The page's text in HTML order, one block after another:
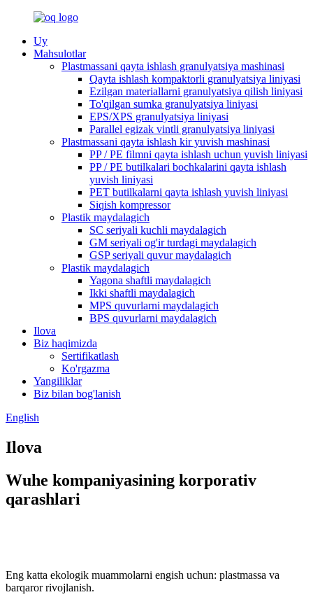
Uy
Mahsulotlar
Plastmassani qayta ishlash granulyatsiya mashinasi
Qayta ishlash kompaktorli granulyatsiya liniyasi
Ezilgan materiallarni granulyatsiya qilish liniyasi
To'qilgan sumka granulyatsiya liniyasi
EPS/XPS granulyatsiya liniyasi
Parallel egizak vintli granulyatsiya liniyasi
Plastmassani qayta ishlash kir yuvish mashinasi
PP / PE filmni qayta ishlash uchun yuvish liniyasi
PP / PE butilkalari bochkalarini qayta ishlash
yuvish liniyasi
PET butilkalarni qayta ishlash yuvish liniyasi
Siqish kompressor
Plastik maydalagich
SC seriyali kuchli maydalagich
GM seriyali og'ir turdagi maydalagich
GSP seriyali quvur maydalagich
Plastik maydalagich
Yagona shaftli maydalagich
Ikki shaftli maydalagich
MPS quvurlarni maydalagich
BPS quvurlarni maydalagich
Ilova
Biz haqimizda
Sertifikatlash
Ko'rgazma
Yangiliklar
Biz bilan bog'lanish
English
Ilova
Wuhe kompaniyasining korporativ
qarashlari
Eng katta ekologik muammolarni engish uchun: plastmassa va
barqaror rivojlanish.